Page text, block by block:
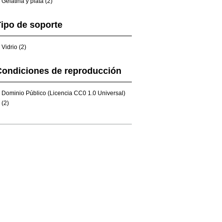
de soporte
Vidrio (2)
de reproducción
Dominio Público (Licencia CC0 1.0 Universal)
(2)